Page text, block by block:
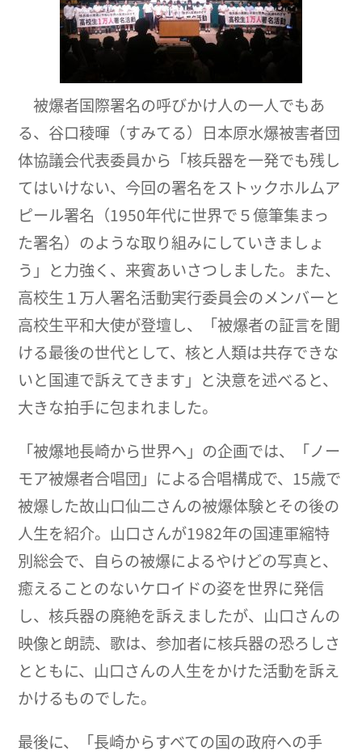
被爆者国際署名の呼びかけ人の一人でもあ
る、谷口稜暉（すみてる）日本原水爆被害者団
体協議会代表委員から「核兵器を一発でも残し
てはいけない、今回の署名をストックホルムア
ピール署名（1950年代に世界で５億筆集まっ
た署名）のような取り組みにしていきましょ
う」と力強く、来賓あいさつしました。また、
高校生１万人署名活動実行委員会のメンバーと
高校生平和大使が登壇し、「被爆者の証言を聞
ける最後の世代として、核と人類は共存できな
いと国連で訴えてきます」と決意を述べると、
大きな拍手に包まれました。
「被爆地長崎から世界へ」の企画では、「ノー
モア被爆者合唱団」による合唱構成で、15歳で
被爆した故山口仙二さんの被爆体験とその後の
人生を紹介。山口さんが1982年の国連軍縮特
別総会で、自らの被爆によるやけどの写真と、
癒えることのないケロイドの姿を世界に発信
し、核兵器の廃絶を訴えましたが、山口さんの
映像と朗読、歌は、参加者に核兵器の恐ろしさ
とともに、山口さんの人生をかけた活動を訴え
かけるものでした。
最後に、「長崎からすべての国の政府への手